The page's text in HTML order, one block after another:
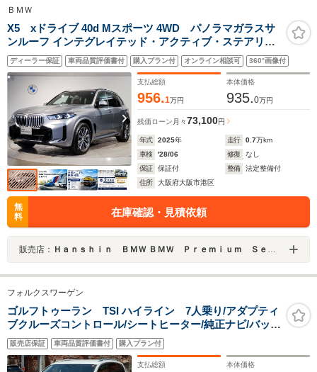
ＢＭＷ
X5 xドライブ 40d Mスポーツ 4WD パノラマガラスサ
ンルーフ インテグレイテッド・アクティブ・ステアリン
グ ハーマンカードンスピーカー エアサス 純正地デジ カ
ーブドディスプレイ ベンチレーションシート シートヒー
ター アイコニックグロー
ディーラー保証 車両品質評価書付 購入プラン付 オンライン相談可 360°画像付
支払総額
956.1万円
本体価格
935.0万円
残価ローン 月々73,100円
年式 2025年 走行 0.7万km
車検
'28/06 修復
なし
保証
保証付 整備
法定整備付
住所
大阪府大阪市港区
無
料
在庫確認・見積依頼
販売店： Ｈａｎｓｈｉｎ ＢＭＷ ＢＭＷ Ｐｒｅｍｉｕｍ Ｓｅｌｅｃｔｉｏｎ 大阪ベイ
フォルクスワーゲン
ゴルフトゥーラン TSI ハイライン 7人乗り/アダプティ
ブクルーズコントロール/シートヒーター/純正ナビ/バック
モニター/レーンアシスト/サイドアシスト/フロントアシス
ト(衝突被害軽減ブレーキ)/ブラインドスポットモニター/
パドルシフト/ETC
販売店保証 車両品質評価書付 購入プラン付
支払総額 本体価格